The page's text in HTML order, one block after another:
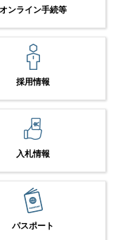
オンライン手続等
採用情報
入札情報
パスポート